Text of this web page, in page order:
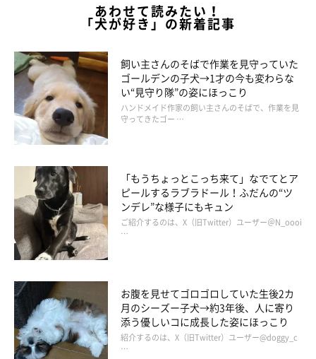
あわせて読みたい！
「犬が好き」の新着記事
飼い主さんのそばで作業を見守っていた
ゴールデンの子犬→1才の今も変わらな
い“見守り隊”の姿にほっこり
ハンドメイド作家の飼い主さんのそばで、作業を見
守ってきたゴー …
「もうちょっとこっち来て」なでてとア
ピールするラブラドール！ふだんの“ツ
ンデレ”な様子にもキュン
ご紹介するのは、X（旧Twitter）ユーザー＠N_oooi
…
お腹を見せてゴロゴロしていた生後2カ
月のシーズー子犬→約3年後、人に寄り
添う優しいコに成長した姿にほっこり
紹介するのは、X（旧Twitter）ユーザー@doggy_c
…